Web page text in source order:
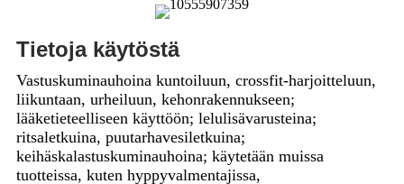
Tietoja käytöstä
Vastuskuminauhoina kuntoiluun, crossfit-harjoitteluun,
liikuntaan, urheiluun, kehonrakennukseen;
lääketieteelliseen käyttöön; lelulisävarusteina;
ritsaletkuina, puutarhavesiletkuina;
keihäskalastuskuminauhoina; käytetään muissa
tuotteissa, kuten hyppyvalmentajissa,